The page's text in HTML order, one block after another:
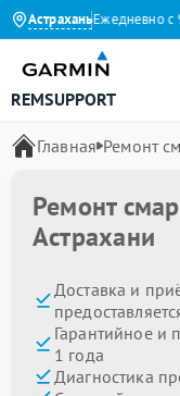
Астрахань
Яндекс Ежедневно с
REMSUPPORT
Главная Ремонт
Ремонт
Астрахани
Доставка и
Гарантийное и
1 года
Диагностика